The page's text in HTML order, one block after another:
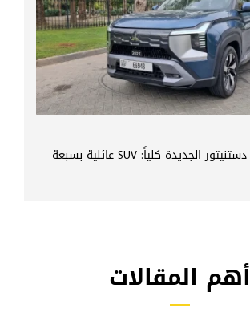
ميتسوبيشي دستنيتور الجديدة كلياً: SUV عائلية بسبعة
أهم المقالات